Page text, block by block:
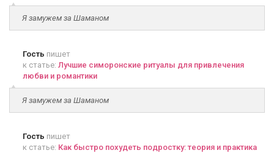
Я замужем за Шаманом
Гость пишет
к статье: Лучшие симоронские ритуалы для привлечения
любви и романтики
Я замужем за Шаманом
Гость пишет
к статье: Как быстро похудеть подростку: теория и практика